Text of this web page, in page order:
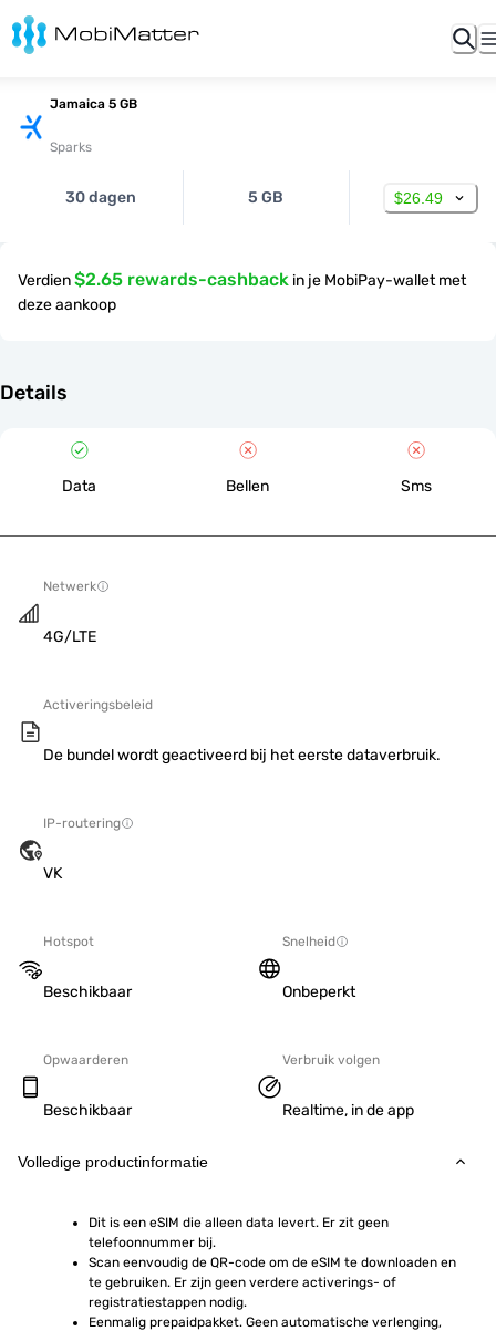
Jamaica 5 GB
Sparks
30 dagen 5 GB $26.49
Verdien$2.65 rewards-cashback in je MobiPay-wallet met
deze aankoop
Details
Data Bellen Sms
Netwerk
4G/LTE
Activeringsbeleid
De bundel wordt geactiveerd bij het eerste dataverbruik.
IP-routering
VK
Hotspot
Beschikbaar
Snelheid
Onbeperkt
Opwaarderen
Beschikbaar
Verbruik volgen
Realtime, in de app
Volledige productinformatie
Dit is een eSIM die alleen data levert. Er zit geen
telefoonnummer bij.
Scan eenvoudig de QR-code om de eSIM te downloaden en
te gebruiken. Er zijn geen verdere activerings- of
registratiestappen nodig.
Eenmalig prepaidpakket. Geen automatische verlenging,